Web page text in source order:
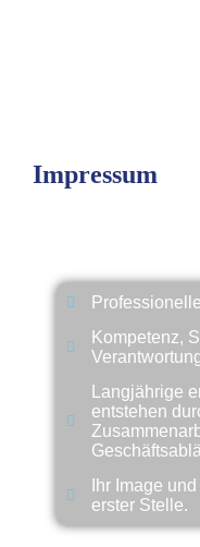
Impressum
Kompetenz,
Langjährige
entstehen
Ihr Image
erster Stelle.